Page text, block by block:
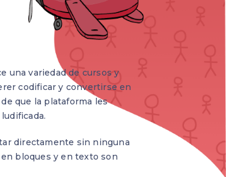
una variedad de cursos y
codificar y convertirse en
que la plataforma les
directamente sin ninguna
bloques y en texto son